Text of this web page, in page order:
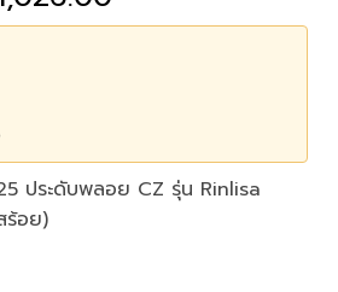
ประดับพลอย CZ รุ่น Rinlisa
ร้อย)